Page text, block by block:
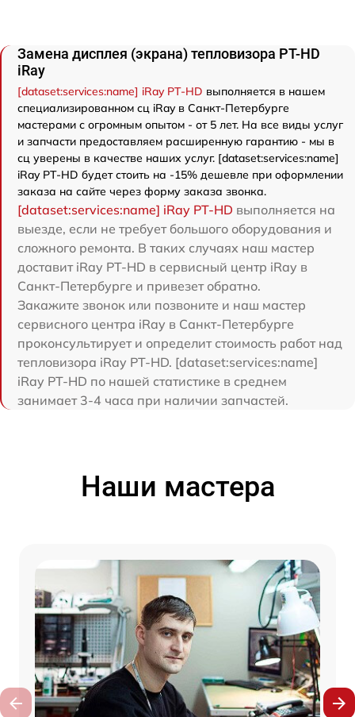
Замена дисплея (экрана) тепловизора PT-HD
iRay
[dataset:services:name] iRay PT-HD выполняется в нашем
специализированном сц iRay в Санкт-Петербурге
мастерами с огромным опытом - от 5 лет. На все виды услуг
и запчасти предоставляем расширенную гарантию - мы в
сц уверены в качестве наших услуг. [dataset:services:name]
iRay PT-HD будет стоить на -15% дешевле при оформлении
заказа на сайте через форму заказа звонка.
[dataset:services:name] iRay PT-HD выполняется на
выезде, если не требует большого оборудования и
сложного ремонта. В таких случаях наш мастер
доставит iRay PT-HD в сервисный центр iRay в
Санкт-Петербурге и привезет обратно.
Закажите звонок или позвоните и наш мастер
сервисного центра iRay в Санкт-Петербурге
проконсультирует и определит стоимость работ над
тепловизора iRay PT-HD. [dataset:services:name]
iRay PT-HD по нашей статистике в среднем
занимает 3-4 часа при наличии запчастей.
Наши мастера